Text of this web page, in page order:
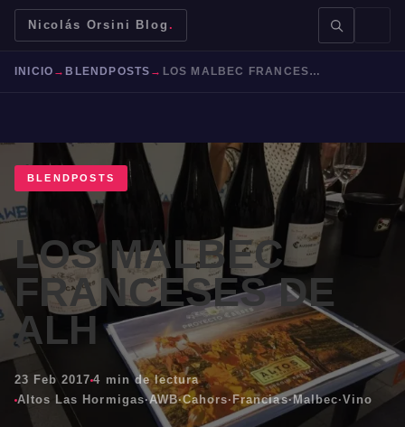
Nicolás Orsini Blog .
BUSCAR →
Mendoza Malbec Bodegas
INICIO → BLENDPOSTS → LOS MALBEC FRANCESES DE ALH
BLENDPOSTS
LOS MALBEC
FRANCESES DE
ALH
23 Feb 2017 4 min de lectura
Altos Las Hormigas·AWB·Cahors· Francias·Malbec·Vino